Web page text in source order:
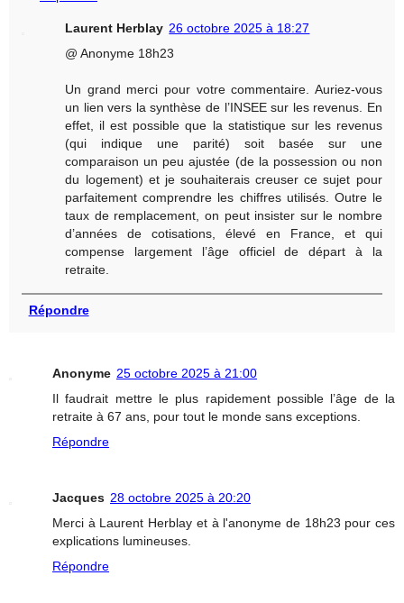
Laurent Herblay 26 octobre 2025 à 18:27
@ Anonyme 18h23
Un grand merci pour votre commentaire. Auriez-vous
un lien vers la synthèse de l’INSEE sur les revenus. En
effet, il est possible que la statistique sur les revenus
(qui indique une parité) soit basée sur une
comparaison un peu ajustée (de la possession ou non
du logement) et je souhaiterais creuser ce sujet pour
parfaitement comprendre les chiffres utilisés. Outre le
taux de remplacement, on peut insister sur le nombre
d’années de cotisations, élevé en France, et qui
compense largement l’âge officiel de départ à la
retraite.
Répondre
Anonyme 25 octobre 2025 à 21:00
Il faudrait mettre le plus rapidement possible l’âge de la
retraite à 67 ans, pour tout le monde sans exceptions.
Répondre
Jacques 28 octobre 2025 à 20:20
Merci à Laurent Herblay et à l'anonyme de 18h23 pour ces
explications lumineuses.
Répondre